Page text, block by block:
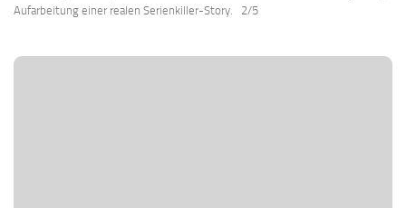
Aufarbeitung einer realen Serienkiller-Story. 2/5